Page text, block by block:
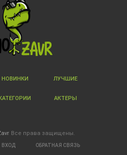
НОВИНКИ ЛУЧШИЕ
АКТЕРЫ
Все права защищены.
ВХОД ОБРАТНАЯ СВЯЗЬ